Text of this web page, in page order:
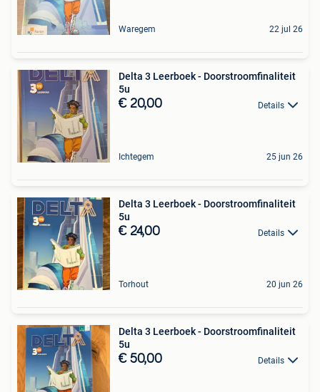
Waregem 22 jul 26
Delta 3 Leerboek - Doorstroomfinaliteit
5u
€ 20,00 Details
Ichtegem 25 jun 26
Delta 3 Leerboek - Doorstroomfinaliteit
5u
€ 24,00 Details
Torhout 20 jun 26
Delta 3 Leerboek - Doorstroomfinaliteit
5u
€ 50,00 Details